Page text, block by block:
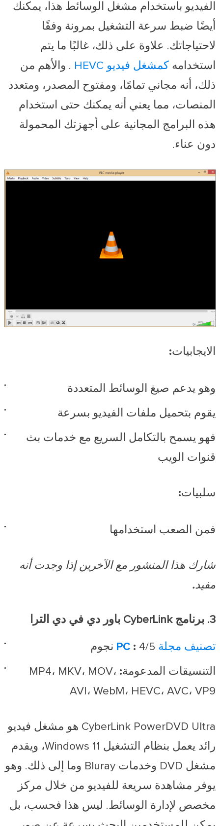
الفيديو باستخدام مشغل الوسائط هذا، يمكنك
أيضًا ضبط سرعة التشغيل بمرونة وفقًا
لاحتياجاتك. علاوة على ذلك، غالبًا ما يتم
استخدامه كمشغل فيديو HEVC
. والأهم من
ذلك، أنه مجاني تمامًا، ومفتوح المصدر، ومتعدد
المنصات، مما يعني أنه يمكنك حتى استخدام
هذه البرامج المجانية على أجهزتك المحمولة
دون عناء.
الايجابيات:
وهو يدعم صيغ الوسائط المتعددة
يقوم بتحميل ملفات الفيديو بسرعة
فهو يسمح بالتكامل السريع مع خدمات بث
قنوات الويب
سلبيات:
فمن الصعب استخدامها
شارك هذا المنشور مع الآخرين إذا وجدت أنه
مفيد.
3. برنامج CyberLink باور دي في دي الترا
تصنيف مجلة PC : 4/5 نجوم
التنسيقات المدعومة: MP4، MKV، MOV،
AVI، WebM، HEVC، AVC، VP9
CyberLink PowerDVD Ultra هو مشغل فيديو
رائد يعمل بنظام التشغيل Windows 11، ويقدم
مشغل DVD وخدمات Bluray وما إلى ذلك. وهو
يوفر مشاهدة سريعة للفيديو من خلال مركز
مخصص لإدارة الوسائط. ليس هذا فحسب، بل